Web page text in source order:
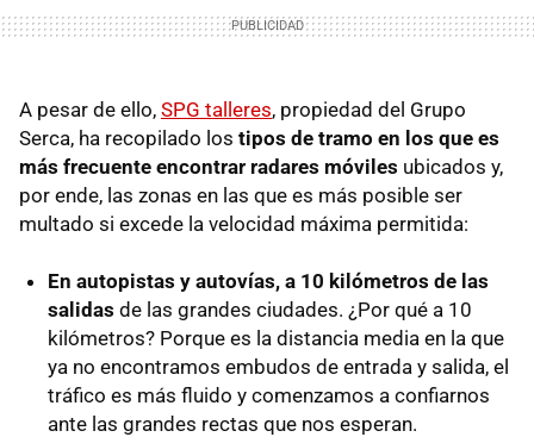
A pesar de ello, SPG talleres, propiedad del Grupo
Serca, ha recopilado los tipos de tramo en los que es
más frecuente encontrar radares móviles ubicados y,
por ende, las zonas en las que es más posible ser
multado si excede la velocidad máxima permitida:
En autopistas y autovías, a 10 kilómetros de las
salidas de las grandes ciudades. ¿Por qué a 10
kilómetros? Porque es la distancia media en la que
ya no encontramos embudos de entrada y salida, el
tráfico es más fluido y comenzamos a confiarnos
ante las grandes rectas que nos esperan.